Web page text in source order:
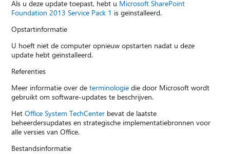
Als u deze update toepast, hebt u Microsoft SharePoint
Foundation 2013 Service Pack 1 is geïnstalleerd.
Opstartinformatie
U hoeft niet de computer opnieuw opstarten nadat u deze
update hebt geïnstalleerd.
Referenties
Meer informatie over determinologie die door Microsoft wordt
gebruikt om software-updates te beschrijven.
HetOffice System TechCenter bevat de laatste
beheerdersupdates en strategische implementatiebronnen voor
alle versies van Office.
Bestandsinformatie